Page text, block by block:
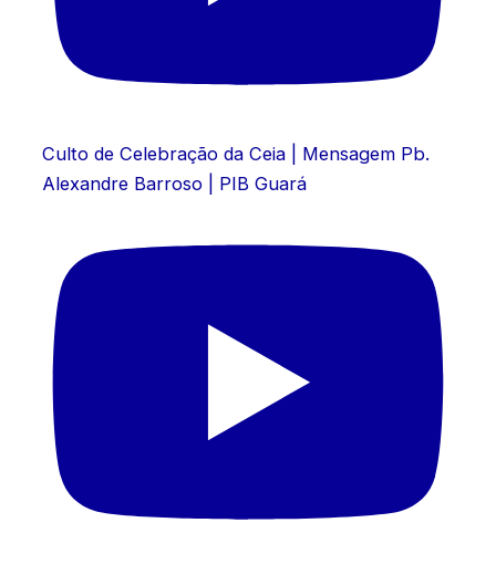
Culto de Celebração da Ceia | Mensagem Pb.
Alexandre Barroso | PIB Guará